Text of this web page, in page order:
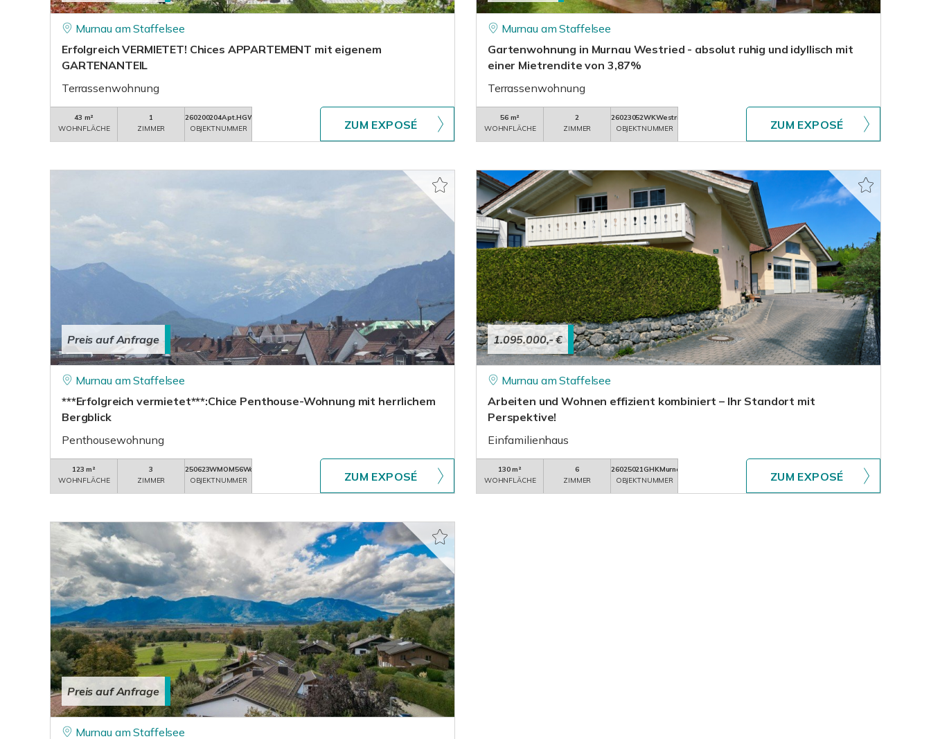
Murnau am Staffelsee
Erfolgreich VERMIETET! Chices APPARTEMENT mit eigenem
GARTENANTEIL
Terrassenwohnung
43 m²
WOHNFLÄCHE
1
ZIMMER
260200204Apt.HGW15
OBJEKTNUMMER
ZUM EXPOSÉ
Murnau am Staffelsee
Gartenwohnung in Murnau Westried - absolut ruhig und idyllisch mit
einer Mietrendite von 3,87%
Terrassenwohnung
56 m²
WOHNFLÄCHE
2
ZIMMER
26023052WKWestried
OBJEKTNUMMER
ZUM EXPOSÉ
Preis auf Anfrage
Murnau am Staffelsee
***Erfolgreich vermietet***:Chice Penthouse-Wohnung mit herrlichem
Bergblick
Penthousewohnung
123 m²
WOHNFLÄCHE
3
ZIMMER
250623WMOM56Wohng5
OBJEKTNUMMER
ZUM EXPOSÉ
1.095.000,- €
Murnau am Staffelsee
Arbeiten und Wohnen effizient kombiniert – Ihr Standort mit
Perspektive!
Einfamilienhaus
130 m²
WOHNFLÄCHE
6
ZIMMER
26025021GHKMurnauWestried
OBJEKTNUMMER
ZUM EXPOSÉ
Preis auf Anfrage
Murnau am Staffelsee